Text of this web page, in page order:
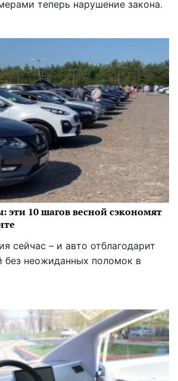
теперь нарушение закона.
эти 10 шагов весной сэкономят
сейчас – и авто отблагодарит
без неожиданных поломок в